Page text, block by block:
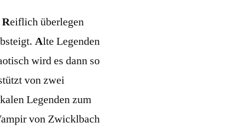
Reiflich überlegen
Alte Legenden
wird es dann so
von zwei
Legenden zum
von Zwicklbach